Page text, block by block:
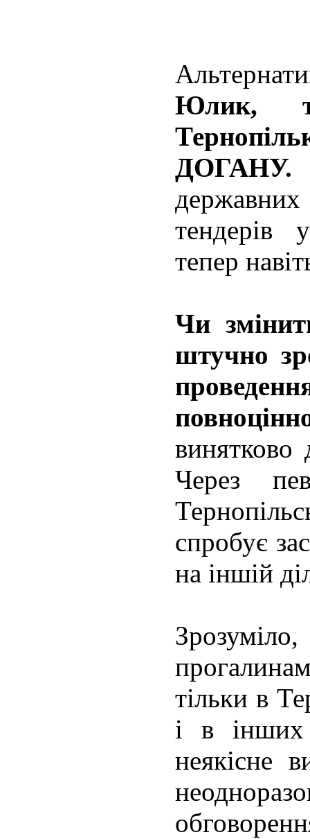
Юлик,
тендерів
тепер
Чи
штучно
винятково
Через
спробує
на іншій
тільки в
і в інших
неякісне